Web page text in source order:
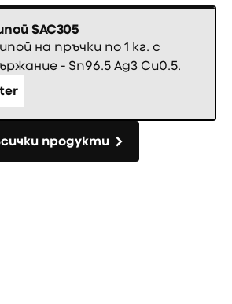
SAC305
на пръчки по 1 кг. с
- Sn96.5 Ag3 Cu0.5.
продукти